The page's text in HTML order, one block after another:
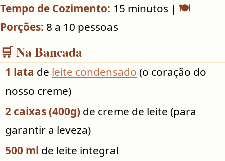
Tempo de Cozimento: 15 minutos | 🍽️
Porções: 8 a 10 pessoas
🛒 Na Bancada
1 lata de leite condensado (o coração do
nosso creme)
2 caixas (400g) de creme de leite (para
garantir a leveza)
500 ml de leite integral